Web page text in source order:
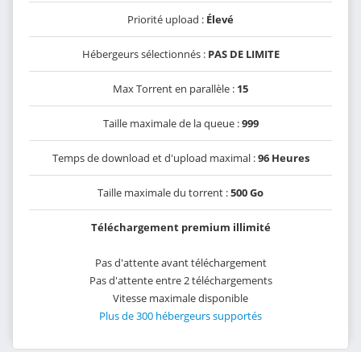
Priorité upload : Élevé
Hébergeurs sélectionnés : PAS DE LIMITE
Max Torrent en parallèle : 15
Taille maximale de la queue :999
Temps de download et d'upload maximal :96 Heures
Taille maximale du torrent :500 Go
Téléchargement premium illimité
Pas d'attente avant téléchargement
Pas d'attente entre 2 téléchargements
Vitesse maximale disponible
Plus de 300 hébergeurs supportés